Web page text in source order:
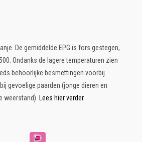
De gemiddelde EPG is fors gestegen,
Ondanks de lagere temperaturen zien
behoorlijke besmettingen voorbij
gevoelige paarden (jonge dieren en
weerstand) Lees hier verder